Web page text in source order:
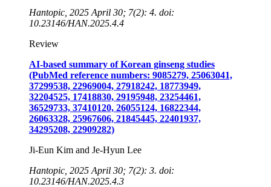
Hantopic, 2025 April 30; 7(2): 4. doi:
10.23146/HAN.2025.4.4
Review
AI-based summary of Korean ginseng studies
(PubMed reference numbers: 9085279, 25063041,
37299538, 22969004, 27918242, 18773949,
32204525, 17418830, 29195948, 23254461,
36529733, 37410120, 26055124, 16822344,
26063328, 25967606, 21845445, 22401937,
34295208, 22909282)
Ji-Eun Kim and Je-Hyun Lee
Hantopic, 2025 April 30; 7(2): 3. doi:
10.23146/HAN.2025.4.3